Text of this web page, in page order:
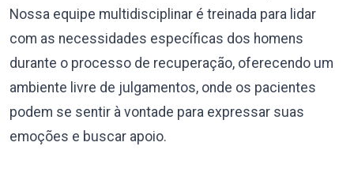
Nossa equipe multidisciplinar é treinada para lidar
com as necessidades específicas dos homens
durante o processo de recuperação, oferecendo um
ambiente livre de julgamentos, onde os pacientes
podem se sentir à vontade para expressar suas
emoções e buscar apoio.